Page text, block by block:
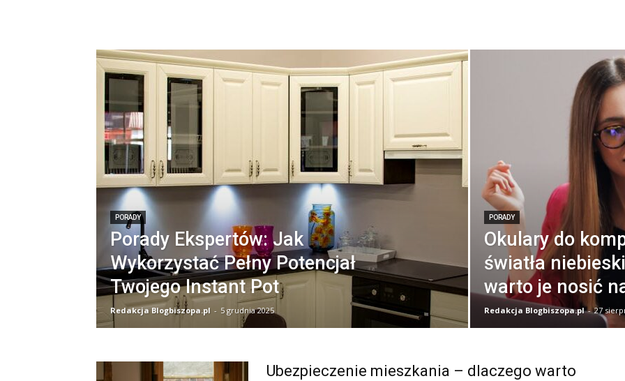
PORADY
Porady Ekspertów: Jak
Wykorzystać Pełny Potencjał
Twojego Instant Pot
Redakcja Blogbiszopa.pl - 5 grudnia 2025
PORADY
Okulary do
światła
warto je nosić
Redakcja Blogbiszopa.pl - 27
Ubezpieczenie mieszkania – dlaczego warto